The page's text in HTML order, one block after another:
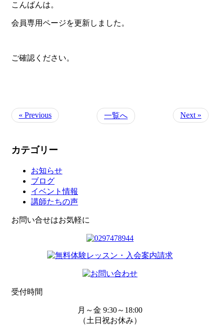
こんばんは。
会員専用ページを更新しました。
ご確認ください。
« Previous 一覧へ Next »
カテゴリー
お知らせ
ブログ
イベント情報
講師たちの声
お問い合せはお気軽に
受付時間
月～金 9:30～18:00
（土日祝お休み）